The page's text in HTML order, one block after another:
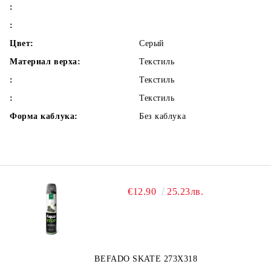
:
:
Цвет:
Серый
Материал верха:
Текстиль
:
Текстиль
:
Текстиль
Форма каблука:
Без каблука
€12.90 25.23лв.
BEFADO SKATE 273X318